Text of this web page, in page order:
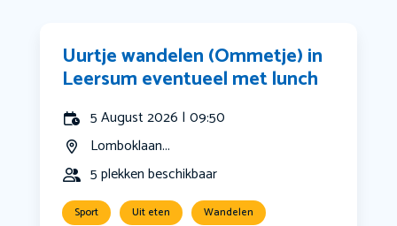
Uurtje wandelen (Ommetje) in
Leersum eventueel met lunch
5 August 2026 | 09:50
Lomboklaan...
5 plekken beschikbaar
Sport Uit eten Wandelen